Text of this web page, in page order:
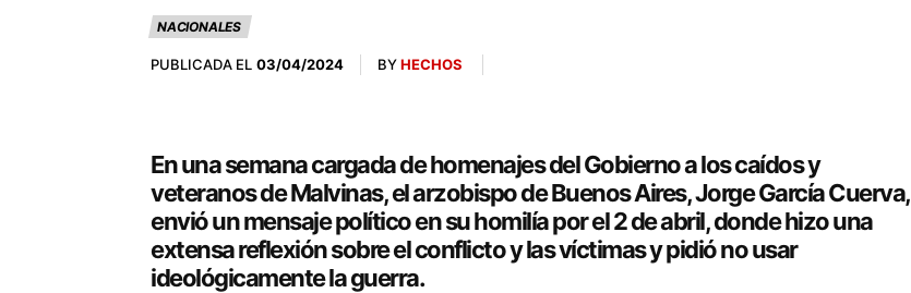
NACIONALES
PUBLICADA EL 03/04/2024 BYHECHOS
En una semana cargada de homenajes del Gobierno a los caídos y
veteranos de Malvinas, el arzobispo de Buenos Aires, Jorge García Cuerva,
envió un mensaje político en su homilía por el 2 de abril, donde hizo una
extensa reflexión sobre el conflicto y las víctimas y pidió no usar
ideológicamente la guerra.